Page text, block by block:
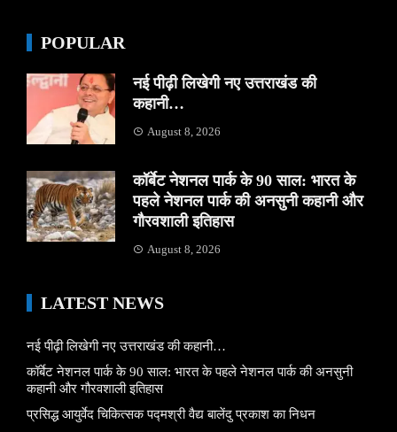
POPULAR
नई पीढ़ी लिखेगी नए उत्तराखंड की
कहानी…
August 8, 2026
कॉर्बेट नेशनल पार्क के 90 साल: भारत के
पहले नेशनल पार्क की अनसुनी कहानी और
गौरवशाली इतिहास
August 8, 2026
LATEST NEWS
नई पीढ़ी लिखेगी नए उत्तराखंड की कहानी…
कॉर्बेट नेशनल पार्क के 90 साल: भारत के पहले नेशनल पार्क की अनसुनी
कहानी और गौरवशाली इतिहास
प्रसिद्ध आयुर्वेद चिकित्सक पद्मश्री वैद्य बालेंदु प्रकाश का निधन